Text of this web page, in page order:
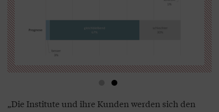
„Die Institute und ihre Kunden werden sich den